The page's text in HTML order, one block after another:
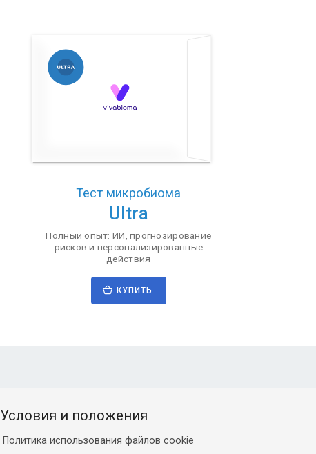
Тест микробиома
Ultra
Полный опыт: ИИ, прогнозирование
рисков и персонализированные
действия
КУПИТЬ
Условия и положения
Политика использования файлов cookie